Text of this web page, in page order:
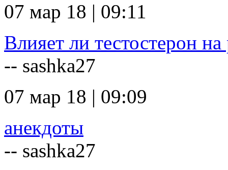
07 мар 18 | 09:11
Влияет ли тестостерон на
-- sashka27
07 мар 18 | 09:09
анекдоты
-- sashka27